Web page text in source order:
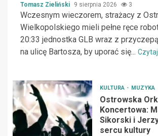
Tomasz Zieliński 9 sierpnia 2026 3
Wczesnym wieczorem, strażacy z
Wielkopolskiego mieli pełne ręce
20:33 jednostka GLB wraz z
na ulicę Bartosza, by uporać się...
KULTURA MUZYKA
Ostrowska
Koncertowa:
Sikorski i
sercu kultury